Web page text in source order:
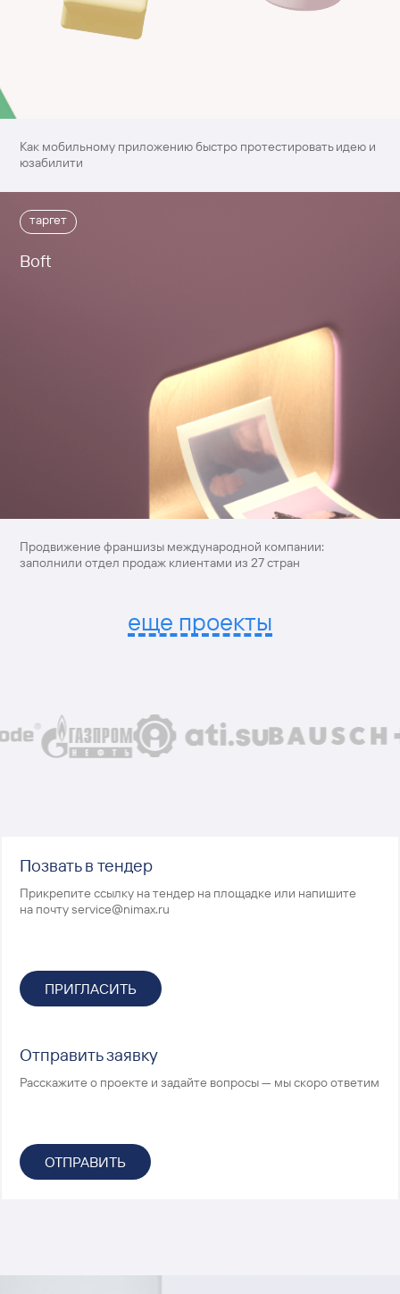
Как мобильному приложению быстро протестировать идею и
юзабилити
таргет
Boft
Продвижение франшизы международной компании:
заполнили отдел продаж клиентами из 27 стран
еще проекты
Позвать в тендер
Прикрепите ссылку на тендер на площадке или напишите
на почтуservice@nimax.ru
ПРИГЛАСИТЬ
Отправить заявку
Расскажите о проекте и задайте вопросы — мы скоро ответим
ОТПРАВИТЬ